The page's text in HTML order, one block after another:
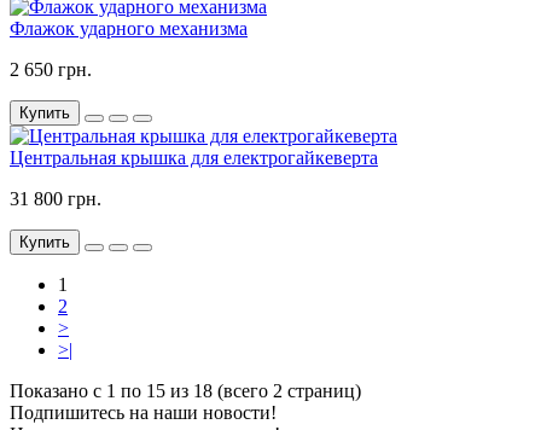
Флажок ударного механизма
2 650 грн.
Купить
Центральная крышка для електрогайкеверта
31 800 грн.
Купить
1
2
>
>|
Показано с 1 по 15 из 18 (всего 2 страниц)
Подпишитесь на наши новости!